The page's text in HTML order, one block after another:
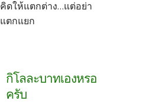
คิดให้แตกต่าง...แต่อย่า
แตกแยก
กิโลละบาทเองหรอ
ครับ